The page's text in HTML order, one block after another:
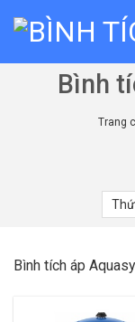
Bình
Trang
Bình tích áp